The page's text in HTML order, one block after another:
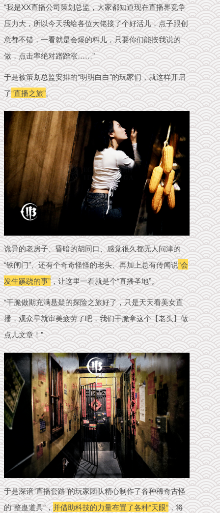
“我是XX直播公司策划总监，大家都知道现在直播界竞争
压力大，所以今天我给各位大佬接了个好活儿，点子跟创
意都不错，一看就是会爆的料儿，只要你们能按我说的
做，点击率绝对蹭蹭涨……”
于是被策划总监安排的“明明白白”的玩家们，就这样开启
了“直播之旅”。
诡异的老房子、昏暗的胡同口、感觉很久都无人问津的
“铁闸门”、还有个奇奇怪怪的老头、再加上总有传闻说“会
发生蹊跷的事”，让这里一看就是个“直播圣地”。
“干脆做期充满悬疑的探险之旅好了，只是天天看美女直
播，观众早就审美疲劳了吧，我们干脆拿这个【老头】做
点儿文章！”
于是深谙“直播套路”的玩家团队精心制作了各种稀奇古怪
的“整蛊道具”，并借助科技的力量布置了各种“天眼”，将